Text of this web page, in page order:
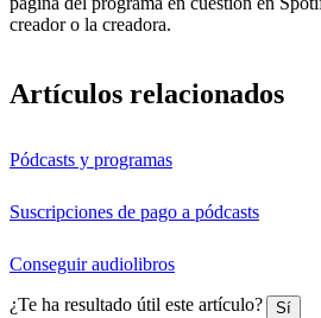
creador o la creadora.
Artículos relacionados
Pódcasts y programas
Suscripciones de pago a pódcasts
Conseguir audiolibros
¿Te ha resultado útil este artículo? Sí